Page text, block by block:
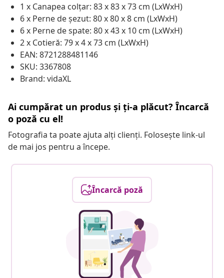
1 x Canapea colțar: 83 x 83 x 73 cm (LxWxH)
6 x Perne de șezut: 80 x 80 x 8 cm (LxWxH)
6 x Perne de spate: 80 x 43 x 10 cm (LxWxH)
2 x Cotieră: 79 x 4 x 73 cm (LxWxH)
EAN: 8721288481146
SKU: 3367808
Brand: vidaXL
Ai cumpărat un produs și ți-a plăcut? Încarcă
o poză cu el!
Fotografia ta poate ajuta alți clienți. Folosește link-ul
de mai jos pentru a începe.
Încarcă poză